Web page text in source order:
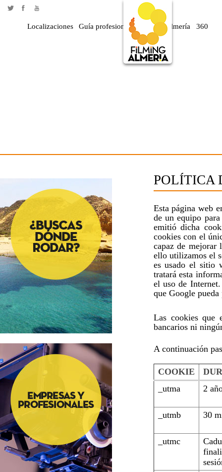
Localizaciones Guía profesional Rodar en Almería 360
POLÍTICA
Esta página web
de un equipo
emitió dicha
cookies con el
capaz de mejorar
ello utilizamos el
es usado el sitio
tratará esta
el uso de
que Google pueda
Las cookies que
bancarios ni
A continuación
COOKIE
_utma
2
_utmb 30
_utmc